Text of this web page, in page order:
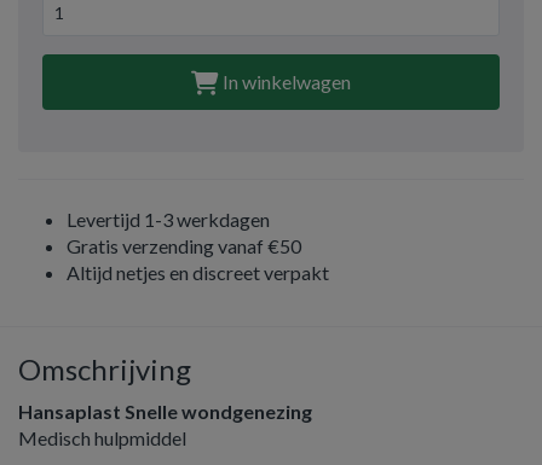
In winkelwagen
Levertijd 1-3 werkdagen
Gratis verzending vanaf €50
Altijd netjes en discreet verpakt
Omschrijving
Hansaplast Snelle wondgenezing
Medisch hulpmiddel